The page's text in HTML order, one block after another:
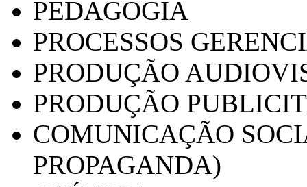
PEDAGOGIA
PROCESSOS
PRODUÇÃO
PRODUÇÃO
COMUNICAÇÃO
PROPAGANDA)